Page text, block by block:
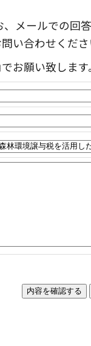
メールでの回
い合わせくださ
お願い致します。